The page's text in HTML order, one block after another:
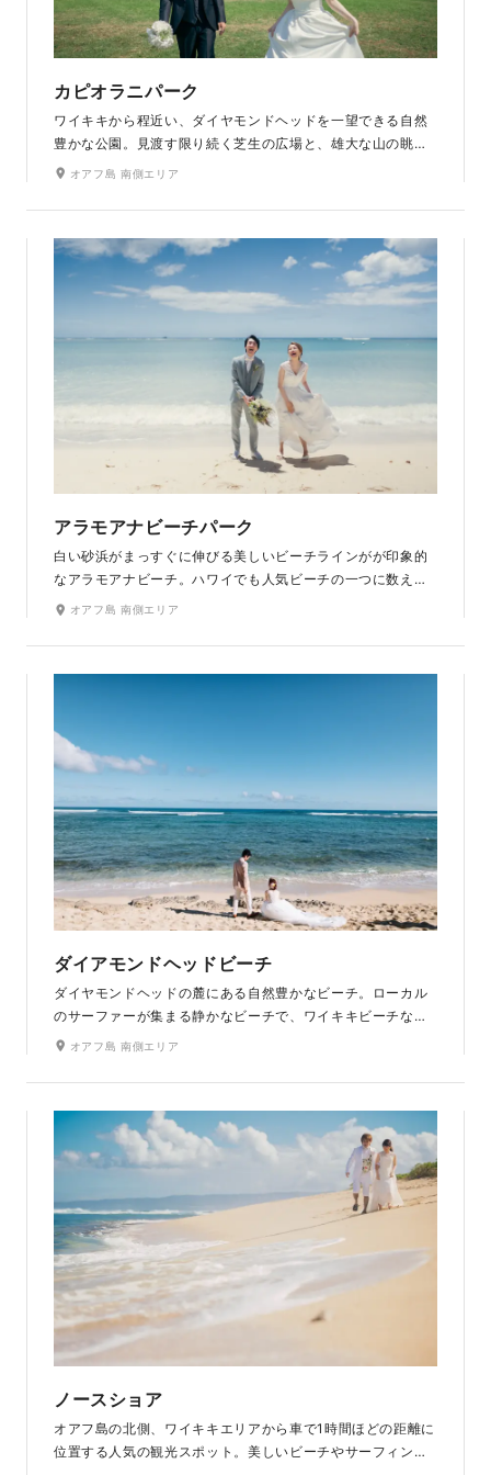
カピオラニパーク
ワイキキから程近い、ダイヤモンドヘッドを一望できる自然
豊かな公園。見渡す限り続く芝生の広場と、雄大な山の眺望
が美しいロケーション。青空と緑のコントラストが美しい日
で、どの時間帯もその美しい自然の景観と空の色との調和を
楽しめます。
オアフ島 南側エリア
アラモアナビーチパーク
白い砂浜がまっすぐに伸びる美しいビーチラインがが印象的
なアラモアナビーチ。ハワイでも人気ビーチの一つに数えら
れるその地に降り立つとすぐ目の前に海が広がります。どこ
撮影を楽しめます。ワイキキビーチよりも混雑せず、落ち着
いて撮影ができるのも魅力です。
オアフ島 南側エリア
ダイアモンドヘッドビーチ
ダイヤモンドヘッドの麓にある自然豊かなビーチ。ローカル
のサーファーが集まる静かなビーチで、ワイキキビーチなど
有名なビーチと比べて静かで人混みを避けて撮影できます。
写真を残すことも可能。ビーチに続く入り口周辺からも広々
とした大海原が見渡せます。
オアフ島 南側エリア
ノースショア
オアフ島の北側、ワイキキエリアから車で1時間ほどの距離に
位置する人気の観光スポット。美しいビーチやサーフィンの